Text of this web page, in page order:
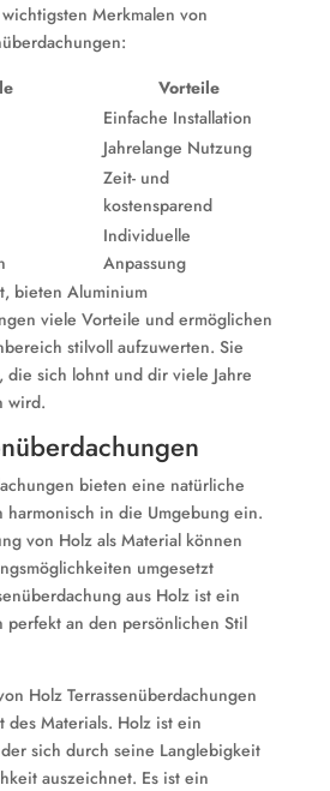
Merkmalen von
Vorteile
Einfache Installation
Jahrelange Nutzung
Zeit- und
kostensparend
Individuelle
Anpassung
bieten Aluminium
viele Vorteile und ermöglichen
stilvoll aufzuwerten. Sie
sich lohnt und dir viele Jahre
wird.
bieten eine natürliche
in die Umgebung ein.
von Holz als Material können
umgesetzt
aus Holz ist ein
perfekt an den persönlichen Stil
Holz Terrassenüberdachungen
Materials. Holz ist ein
sich durch seine Langlebigkeit
auszeichnet. Es ist ein